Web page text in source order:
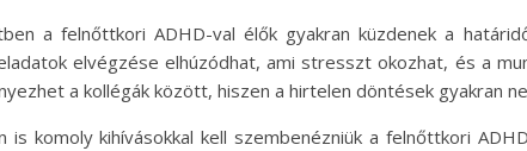
a felnőttkori ADHD-val élők gyakran küzdenek a
elvégzése elhúzódhat, ami stresszt okozhat, és a
a kollégák között, hiszen a hirtelen döntések gyakran
is komoly kihívásokkal kell szembenézniük a felnőttkori